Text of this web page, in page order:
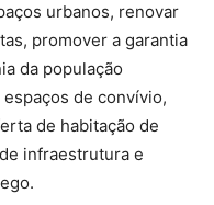
urbanos, renovar
promover a garantia
da população
de convívio,
de habitação de
infraestrutura e